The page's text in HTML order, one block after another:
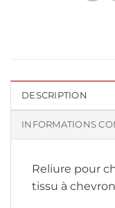
DESCRIPTION
INFORMATIONS
Reliure pour
tissu à